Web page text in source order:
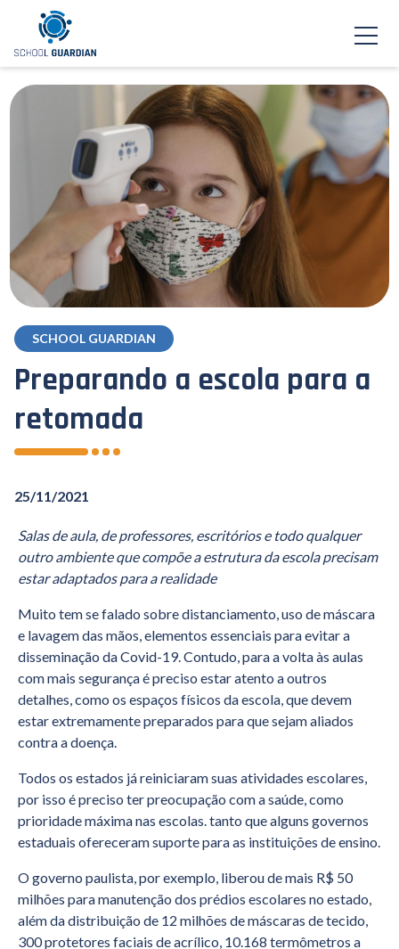
SCHOOL GUARDIAN
Preparando a escola para a
retomada
25/11/2021
Salas de aula, de professores, escritórios e todo qualquer
outro ambiente que compõe a estrutura da escola precisam
estar adaptados para a realidade
Muito tem se falado sobre distanciamento, uso de máscara
e lavagem das mãos, elementos essenciais para evitar a
disseminação da Covid-19. Contudo, para a volta às aulas
com mais segurança é preciso estar atento a outros
detalhes, como os espaços físicos da escola, que devem
estar extremamente preparados para que sejam aliados
contra a doença.
Todos os estados já reiniciaram suas atividades escolares,
por isso é preciso ter preocupação com a saúde, como
prioridade máxima nas escolas. tanto que alguns governos
estaduais ofereceram suporte para as instituições de ensino.
O governo paulista, por exemplo, liberou de mais R$ 50
milhões para manutenção dos prédios escolares no estado,
além da distribuição de 12 milhões de máscaras de tecido,
300 protetores faciais de acrílico, 10.168 termômetros a